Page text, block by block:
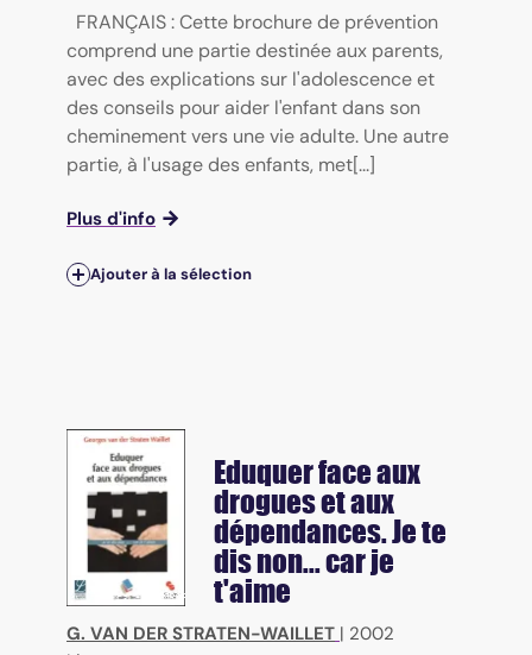
FRANÇAIS : Cette brochure de prévention
comprend une partie destinée aux parents,
avec des explications sur l'adolescence et
des conseils pour aider l'enfant dans son
cheminement vers une vie adulte. Une autre
partie, à l'usage des enfants, met[...]
Plus d'info
Ajouter à la sélection
Eduquer face aux
drogues et aux
dépendances. Je te
dis non... car je
t'aime
G. VAN DER STRATEN-WAILLET | 2002